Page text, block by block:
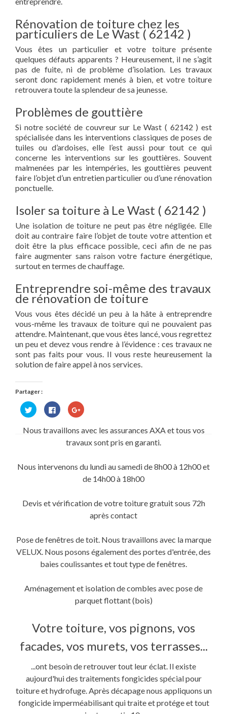
Rénovation de toiture chez les
particuliers de Le Wast ( 62142 )
Vous êtes un particulier et votre toiture présente
quelques défauts apparents ? Heureusement, il ne s’agit
pas de fuite, ni de problème d’isolation. Les travaux
seront donc rapidement menés à bien, et votre toiture
retrouvera toute la splendeur de sa jeunesse.
Problèmes de gouttière
Si notre société de couvreur sur Le Wast ( 62142 ) est
spécialisée dans les interventions classiques de poses de
tuiles ou d’ardoises, elle l’est aussi pour tout ce qui
concerne les interventions sur les gouttières. Souvent
malmenées par les intempéries, les gouttières peuvent
faire l’objet d’un entretien particulier ou d’une rénovation
ponctuelle.
Isoler sa toiture à Le Wast ( 62142 )
Une isolation de toiture ne peut pas être négligée. Elle
doit au contraire faire l’objet de toute votre attention et
doit être la plus efficace possible, ceci afin de ne pas
faire augmenter sans raison votre facture énergétique,
surtout en termes de chauffage.
Entreprendre soi-même des travaux
de rénovation de toiture
Vous vous êtes décidé un peu à la hâte à entreprendre
vous-même les travaux de toiture qui ne pouvaient pas
attendre. Maintenant, que vous êtes lancé, vous regrettez
un peu et devez vous rendre à l’évidence : ces travaux ne
sont pas faits pour vous. Il vous reste heureusement la
solution de faire appel à nos services.
Partager :
Cliquez
pour
partager
Twitter(ouvre
Cliquez
pour
partager
sur
Facebook(ouvre
dans
une
Cliquez
pour
Google+
dans
fenêtre)
Nous travaillons avec les assurances AXA et tous vos
travaux sont pris en garanti.
Nous intervenons du lundi au samedi de 8h00 à 12h00 et
de 14h00 à 18h00
Devis et vérification de votre toiture gratuit sous 72h
après contact
Pose de fenêtres de toit. Nous travaillons avec la marque
VELUX. Nous posons également des portes d'entrée, des
baies coulissantes et tout type de fenêtres.
Aménagement et isolation de combles avec pose de
parquet flottant (bois)
Votre toiture, vos pignons, vos
facades, vos murets, vos terrasses...
...ont besoin de retrouver tout leur éclat. Il existe
aujourd'hui des traitements fongicides spécial pour
toiture et hydrofuge. Après décapage nous appliquons un
fongicide imperméabilisant qui traite et protége et tout